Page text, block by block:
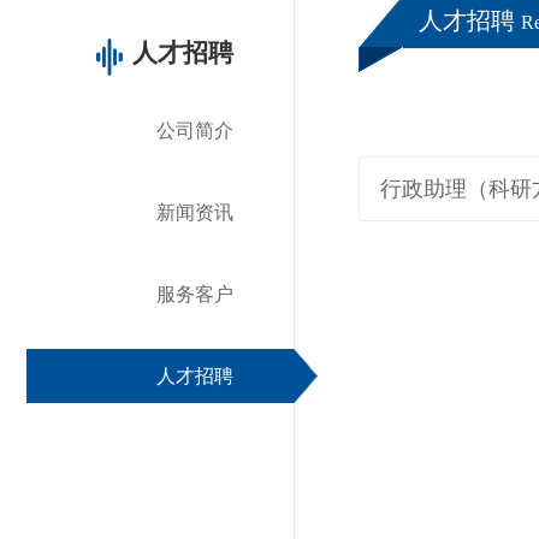
人才招聘
公司简介
新闻资讯
服务客户
人才招聘
人才招聘
行政助理（科研